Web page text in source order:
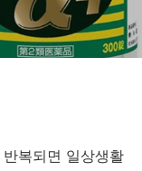
복되면 일상생활